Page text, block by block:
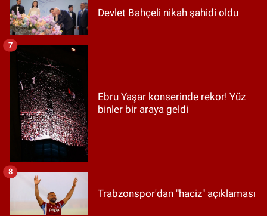
Devlet Bahçeli nikah şahidi oldu
Ebru Yaşar konserinde rekor! Yüz
binler bir araya geldi
7
Trabzonspor'dan "haciz" açıklaması
8